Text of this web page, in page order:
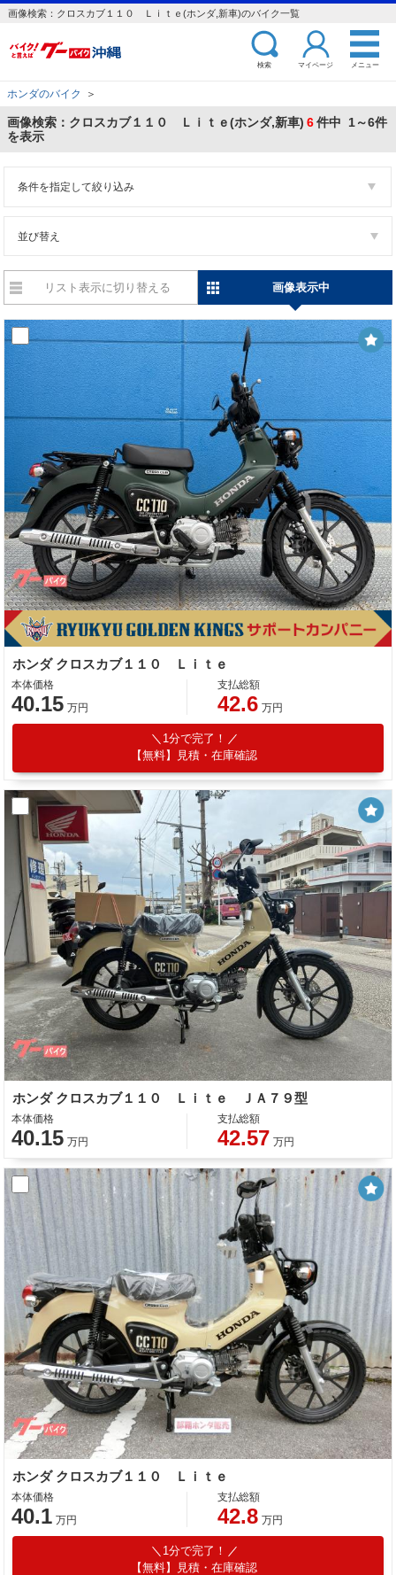
画像検索：クロスカブ１１０ Ｌｉｔｅ(ホンダ,新車)のバイク一覧
検索 マイページ メニュー
ホンダのバイク ＞
画像検索：クロスカブ１１０ Ｌｉｔｅ(ホンダ,新車) 6件中 1～6件
を表示
条件を指定して絞り込み
並び替え
リスト表示に切り替える 画像表示中
ホンダ クロスカブ１１０ Ｌｉｔｅ
本体価格
40.15 万円
支払総額
42.6 万円
1分で完了！
【無料】見積・在庫確認
ホンダ クロスカブ１１０ Ｌｉｔｅ ＪＡ７９型
本体価格
40.15 万円
支払総額
42.57 万円
ホンダ クロスカブ１１０ Ｌｉｔｅ
本体価格
40.1 万円
支払総額
42.8 万円
1分で完了！
【無料】見積・在庫確認